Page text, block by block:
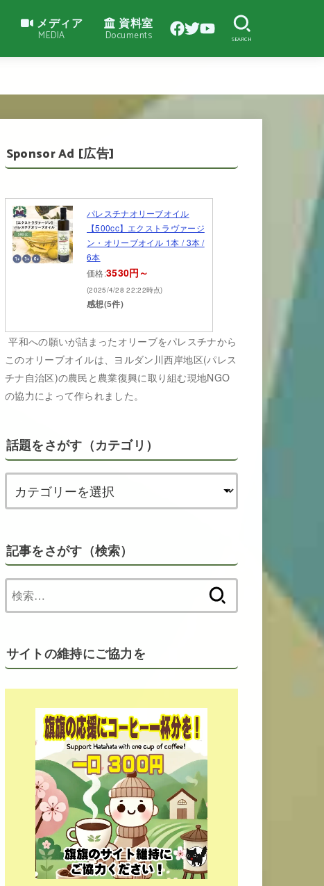
メディア
MEDIA
資料室
Documents SEARCH
Sponsor Ad [広告]
パレスチナオリーブオイル
【500cc】エクストラヴァージ
ン・オリーブオイル 1本 / 3本 /
6本
価格:3530円～
(2025/4/28 22:22時点)
感想(5件)
平和への願いが詰まったオリーブをパレスチナから
このオリーブオイルは、ヨルダン川西岸地区(パレス
チナ自治区)の農民と農業復興に取り組む現地NGO
の協力によって作られました。
話題をさがす（カテゴリ）
記事をさがす（検索）
索:
サイトの維持にご協力を